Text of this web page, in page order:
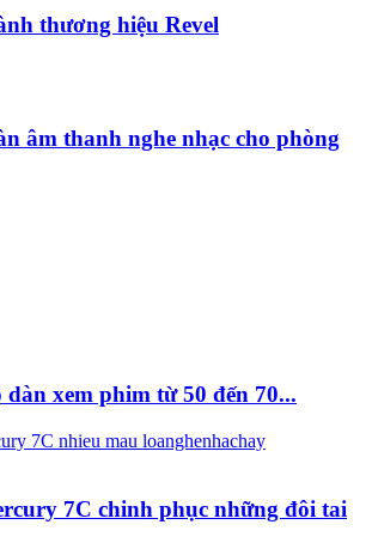
thương hiệu Revel
âm thanh nghe nhạc cho phòng
xem phim từ 50 đến 70...
7C chinh phục những đôi tai